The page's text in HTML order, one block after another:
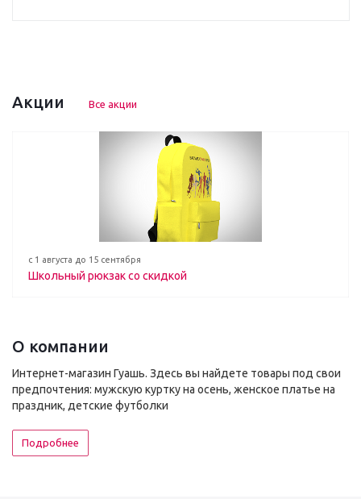
Акции Все акции
с 1 августа до 15 сентября
Школьный рюкзак со скидкой
О компании
Интернет-магазин Гуашь. Здесь вы найдете товары под свои
предпочтения: мужскую куртку на осень, женское платье на
праздник, детские футболки
Подробнее